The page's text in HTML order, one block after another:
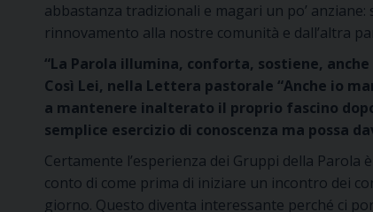
abbastanza tradizionali e magari un po’
rinnovamento alla nostre comunità e dall’altra
“La Parola illumina, conforta, sostiene,
Così Lei, nella Lettera pastorale “Anche io
a mantenere inalterato il proprio fascino
semplice esercizio di conoscenza ma possa
Certamente l’esperienza dei Gruppi della
conto di come prima di iniziare un incontro dei
giorno. Questo diventa interessante perché ci